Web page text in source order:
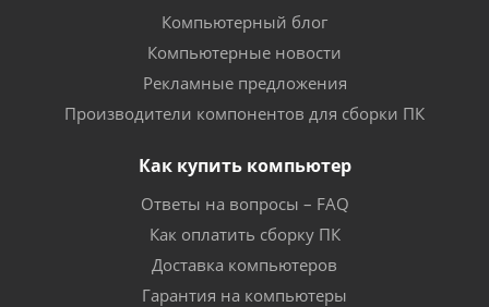
Компьютерный блог
Компьютерные новости
Рекламные предложения
Производители компонентов для сборки ПК
Как купить компьютер
Ответы на вопросы – FAQ
Как оплатить сборку ПК
Доставка компьютеров
Гарантия на компьютеры